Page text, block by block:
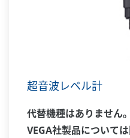
超音波レベル計
代替機種はありません。
VEGA社製品について